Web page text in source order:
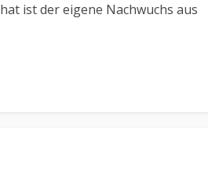
ist der eigene Nachwuchs aus